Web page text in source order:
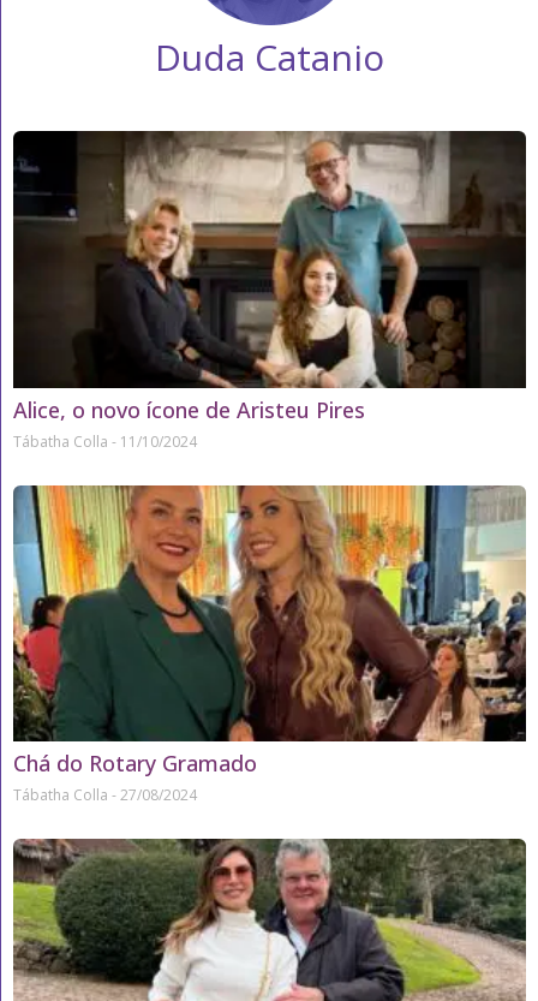
Duda Catanio
Alice, o novo ícone de Aristeu Pires
Tábatha Colla 11/10/2024
Chá do Rotary Gramado
Tábatha Colla 27/08/2024